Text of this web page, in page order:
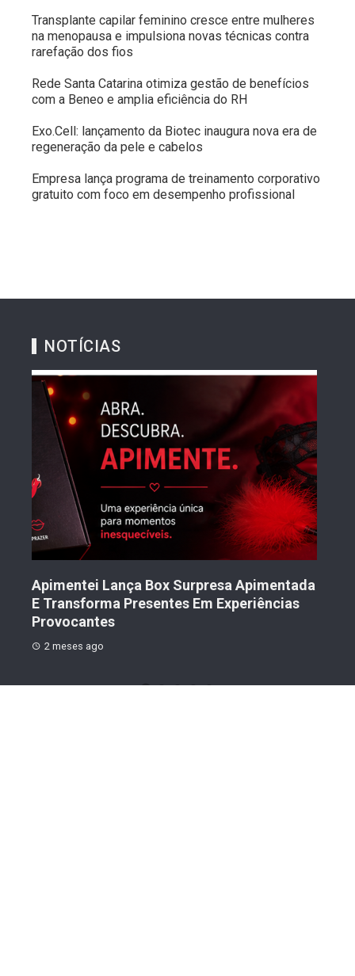
Transplante capilar feminino cresce entre mulheres
na menopausa e impulsiona novas técnicas contra
rarefação dos fios
Rede Santa Catarina otimiza gestão de benefícios
com a Beneo e amplia eficiência do RH
Exo.Cell: lançamento da Biotec inaugura nova era de
regeneração da pele e cabelos
Empresa lança programa de treinamento corporativo
gratuito com foco em desempenho profissional
NOTÍCIAS
Apimentei Lança Box Surpresa Apimentada
E Transforma Presentes Em Experiências
Provocantes
2 meses ago